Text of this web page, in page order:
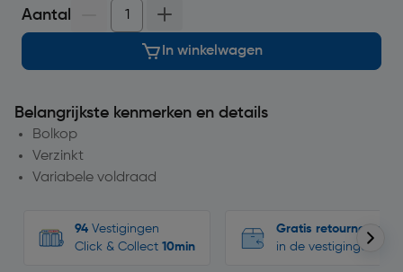
Aantal
In winkelwagen
Belangrijkste kenmerken en details
Bolkop
Verzinkt
Variabele voldraad
94 Vestigingen
Click & Collect 10min
Gratis retourneren
in de vestigingen